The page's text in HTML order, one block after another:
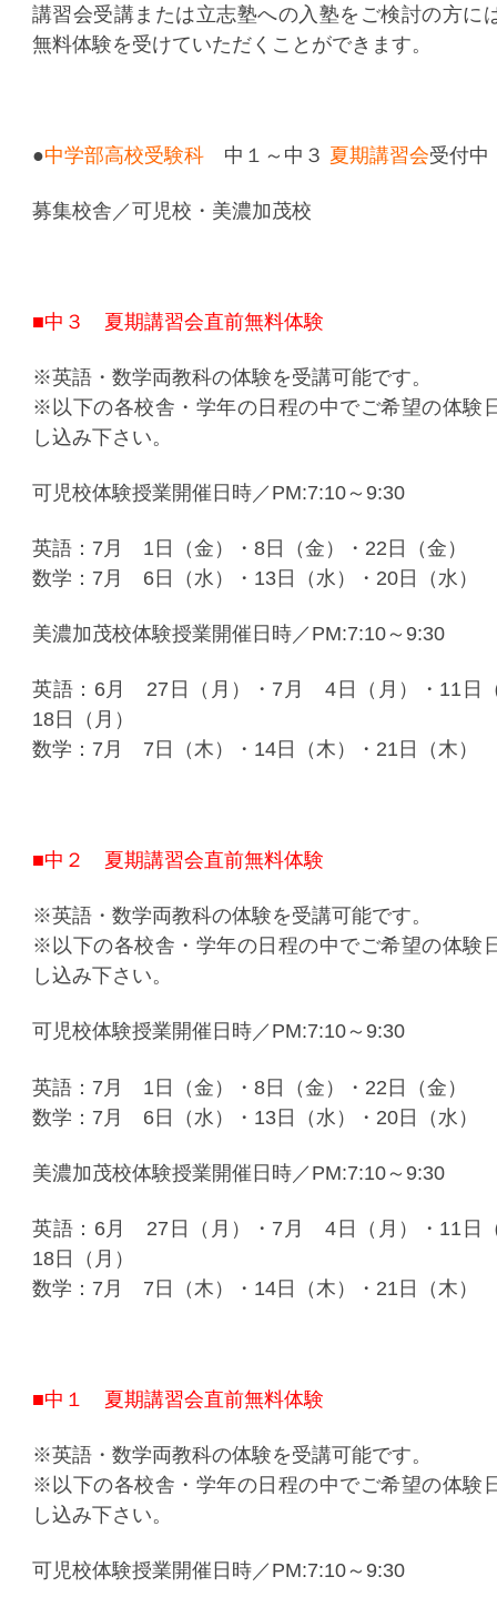
講習会受講または立志塾への入塾をご検討の方に
無料体験を受けていただくことができます。
●中学部高校受験科 中１～中３ 夏期講習会受付中
募集校舎／可児校・美濃加茂校
■中３ 夏期講習会直前無料体験
※英語・数学両教科の体験を受講可能です。
※以下の各校舎・学年の日程の中でご希望の体験
し込み下さい。
可児校体験授業開催日時／PM:7:10～9:30
英語：7月 1日（金）・8日（金）・22日（金）
数学：7月 6日（水）・13日（水）・20日（水）
美濃加茂校体験授業開催日時／PM:7:10～9:30
英語：6月 27日（月）・7月 4日（月）・11日
18日（月）
数学：7月 7日（木）・14日（木）・21日（木）
■中２ 夏期講習会直前無料体験
※英語・数学両教科の体験を受講可能です。
※以下の各校舎・学年の日程の中でご希望の体験
し込み下さい。
可児校体験授業開催日時／PM:7:10～9:30
英語：7月 1日（金）・8日（金）・22日（金）
数学：7月 6日（水）・13日（水）・20日（水）
美濃加茂校体験授業開催日時／PM:7:10～9:30
英語：6月 27日（月）・7月 4日（月）・11日
18日（月）
数学：7月 7日（木）・14日（木）・21日（木）
■中１ 夏期講習会直前無料体験
※英語・数学両教科の体験を受講可能です。
※以下の各校舎・学年の日程の中でご希望の体験
し込み下さい。
可児校体験授業開催日時／PM:7:10～9:30